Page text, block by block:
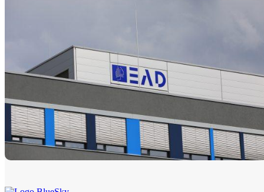
Linia 2 będzie kursować od grudnia...
10.08.2026 2 minuty